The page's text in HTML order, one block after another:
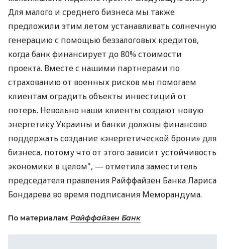
Для малого и среднего бизнеса мы также
предложили этим летом устанавливать солнечную
генерацию с помощью беззалоговых кредитов,
когда банк финансирует до 80% стоимости
проекта. Вместе с нашими партнерами по
страхованию от военных рисков мы помогаем
клиентам оградить объекты инвестиций от
потерь. Невольно наши клиенты создают новую
энергетику Украины и банки должны финансово
поддержать создание «энергетической брони» для
бизнеса, потому что от этого зависит устойчивость
экономики в целом", — отметила заместитель
председателя правления Райффайзен Банка Лариса
Бондарева во время подписания Меморандума.
По материалам: Райффайзен Банк